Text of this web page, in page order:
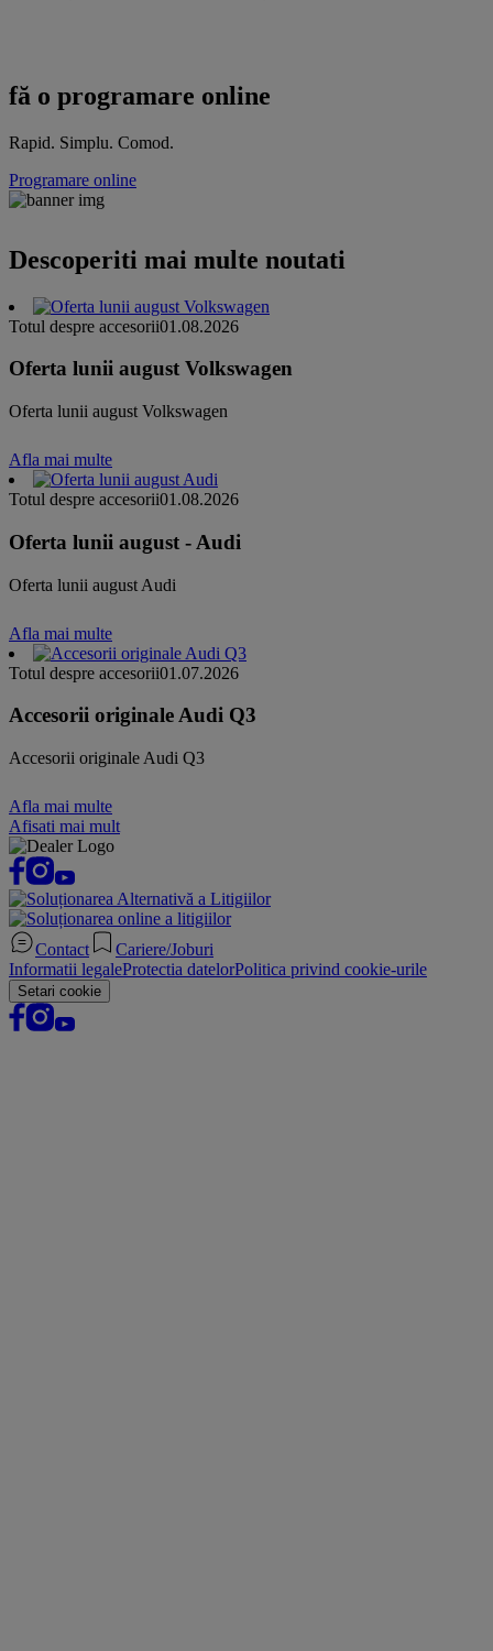
fă o programare online
Rapid. Simplu. Comod.
Programare online
Descoperiti mai multe noutati
Totul despre accesorii01.08.2026
Oferta lunii august Volkswagen
Oferta lunii august Volkswagen
Afla mai multe
Totul despre accesorii01.08.2026
Oferta lunii august - Audi
Oferta lunii august Audi
Afla mai multe
Totul despre accesorii01.07.2026
Accesorii originale Audi Q3
Accesorii originale Audi Q3
Afla mai multe
Afisati mai mult
Contact
Cariere/Joburi
Informatii legaleProtectia datelorPolitica privind cookie-urile
Setari cookie